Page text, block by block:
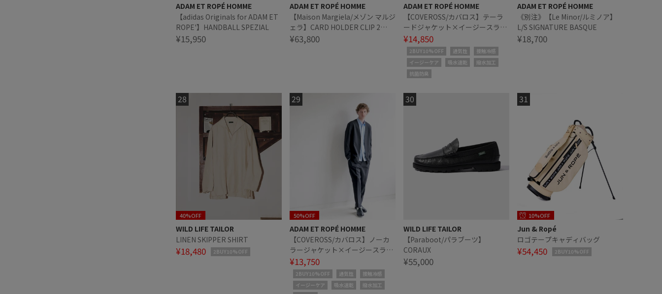
ADAM ET ROPÉ HOMME
【adidas Originals for ADAM ET
ROPE'】HANDBALL SPEZIAL
¥15,950
ADAM ET ROPÉ HOMME
【Maison Margiela/メゾン マルジ
ェラ】CARD HOLDER CLIP 2
P4455
¥63,800
ADAM ET ROPÉ HOMME
【COVEROSS/カバロス】テーラ
ードジャケット×イージースラッ
クス セットアップ
¥14,850
2BUY10%OFF 通気性
接触冷感
イージーケア
吸水速乾
撥水加工
抗菌防臭
ADAM ET ROPÉ HOMME
《別注》【Le Minor/ルミノア】
L/S SIGNATURE BASQUE
¥18,700
40%OFF
WILD LIFE TAILOR
LINEN SKIPPER SHIRT
¥18,480 2BUY10%OFF
50%OFF
ADAM ET ROPÉ HOMME
【COVEROSS/カバロス】ノーカ
ラージャケット×イージースラッ
クス セットアップ / ロングシーズ
ン着用可能
¥13,750
2BUY10%OFF 通気性
接触冷感
イージーケア
吸水速乾
撥水加工
WILD LIFE TAILOR
【Paraboot/パラブーツ】
CORAUX
¥55,000
10%OFF
Jun & Ropé
ロゴテープキャディバッグ
¥54,450 2BUY10%OFF